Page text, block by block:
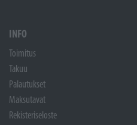
INFO
Toimitus
Takuu
Palautukset
Maksutavat
Rekisteriseloste